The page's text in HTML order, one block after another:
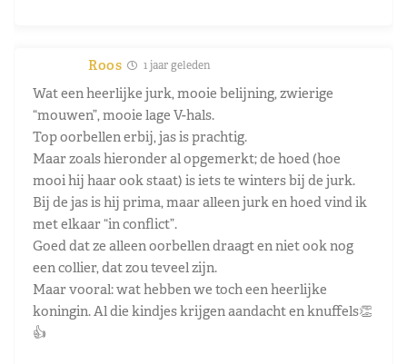
Roos 1 jaar geleden
Wat een heerlijke jurk, mooie belijning, zwierige
“mouwen”, mooie lage V-hals.
Top oorbellen erbij, jas is prachtig.
Maar zoals hieronder al opgemerkt; de hoed (hoe
mooi hij haar ook staat) is iets te winters bij de jurk.
Bij de jas is hij prima, maar alleen jurk en hoed vind ik
met elkaar “in conflict”.
Goed dat ze alleen oorbellen draagt en niet ook nog
een collier, dat zou teveel zijn.
Maar vooral: wat hebben we toch een heerlijke
koningin. Al die kindjes krijgen aandacht en knuffels👏
👍